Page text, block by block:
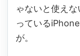
ゃないと使え
っている
が。